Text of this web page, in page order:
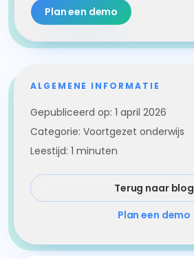
Plan een demo
ALGEMENE INFORMATIE
Gepubliceerd op: 1 april 2026
Categorie: Voortgezet onderwijs
Leestijd: 1 minuten
Terug naar blog
Plan een demo